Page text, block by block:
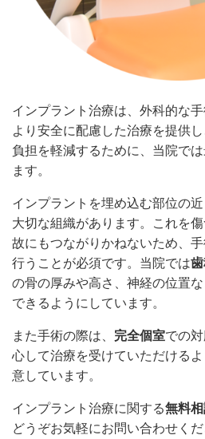
インプラント治療は、外科的な
より安全に配慮した治療を提供
負担を軽減するために、当院で
ます。
インプラントを埋め込む部位の
大切な組織があります。これを
故にもつながりかねないため、
行うことが必須です。当院では
の骨の厚みや高さ、神経の位置
できるようにしています。
また手術の際は、 完全個室での
心して治療を受けていただける
意しています。
インプラント治療に関する無料
どうぞお気軽にお問い合わせくだ